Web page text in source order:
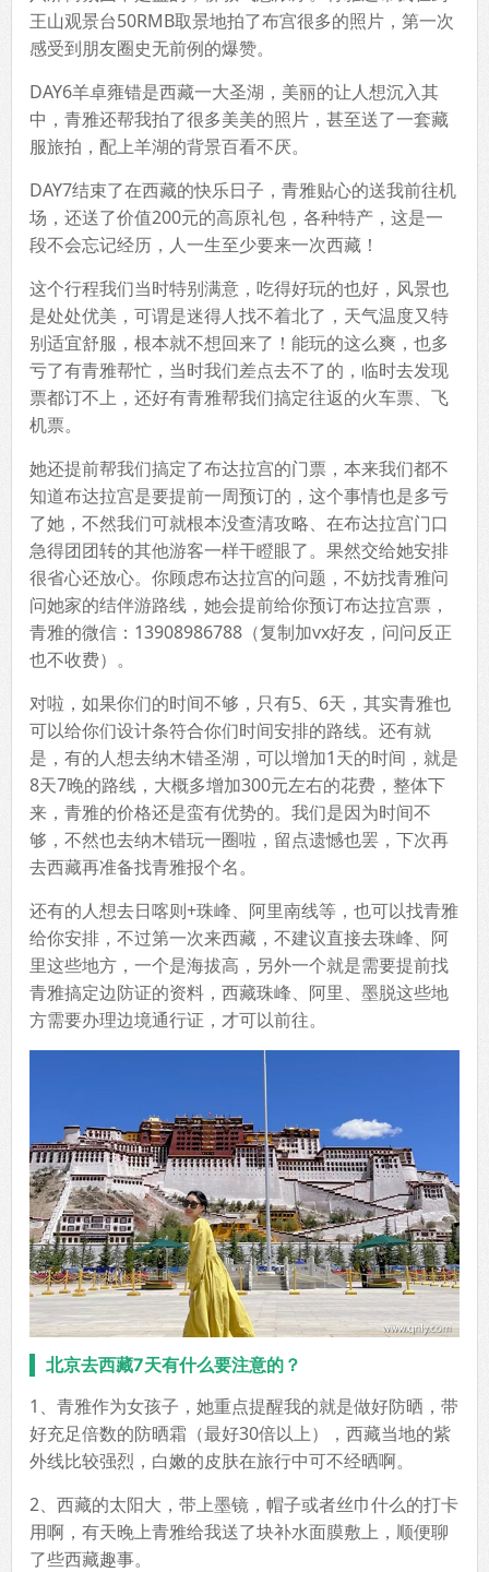
王山观景台50RMB取景地拍了布宫很多的照片，第一次
感受到朋友圈史无前例的爆赞。
DAY6羊卓雍错是西藏一大圣湖，美丽的让人想沉入其
中，青雅还帮我拍了很多美美的照片，甚至送了一套藏
服旅拍，配上羊湖的背景百看不厌。
DAY7结束了在西藏的快乐日子，青雅贴心的送我前往机
场，还送了价值200元的高原礼包，各种特产，这是一
段不会忘记经历，人一生至少要来一次西藏！
这个行程我们当时特别满意，吃得好玩的也好，风景也
是处处优美，可谓是迷得人找不着北了，天气温度又特
别适宜舒服，根本就不想回来了！能玩的这么爽，也多
亏了有青雅帮忙，当时我们差点去不了的，临时去发现
票都订不上，还好有青雅帮我们搞定往返的火车票、飞
机票。
她还提前帮我们搞定了布达拉宫的门票，本来我们都不
知道布达拉宫是要提前一周预订的，这个事情也是多亏
了她，不然我们可就根本没查清攻略、在布达拉宫门口
急得团团转的其他游客一样干瞪眼了。果然交给她安排
很省心还放心。你顾虑布达拉宫的问题，不妨找青雅问
问她家的结伴游路线，她会提前给你预订布达拉宫票，
青雅的微信：13908986788（复制加vx好友，问问反正
也不收费）。
对啦，如果你们的时间不够，只有5、6天，其实青雅也
可以给你们设计条符合你们时间安排的路线。还有就
是，有的人想去纳木错圣湖，可以增加1天的时间，就是
8天7晚的路线，大概多增加300元左右的花费，整体下
来，青雅的价格还是蛮有优势的。我们是因为时间不
够，不然也去纳木错玩一圈啦，留点遗憾也罢，下次再
去西藏再准备找青雅报个名。
还有的人想去日喀则+珠峰、阿里南线等，也可以找青雅
给你安排，不过第一次来西藏，不建议直接去珠峰、阿
里这些地方，一个是海拔高，另外一个就是需要提前找
青雅搞定边防证的资料，西藏珠峰、阿里、墨脱这些地
方需要办理边境通行证，才可以前往。
北京去西藏7天有什么要注意的？
1、青雅作为女孩子，她重点提醒我的就是做好防晒，带
好充足倍数的防晒霜（最好30倍以上），西藏当地的紫
外线比较强烈，白嫩的皮肤在旅行中可不经晒啊。
2、西藏的太阳大，带上墨镜，帽子或者丝巾什么的打卡
用啊，有天晚上青雅给我送了块补水面膜敷上，顺便聊
了些西藏趣事。